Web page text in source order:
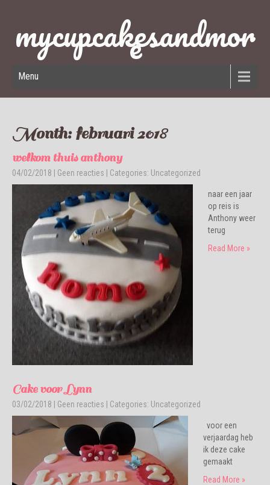
mycupcakesandmor
e
Menu
Month:februari 2018
welkom thuis anthony
04/02/2018 Geen reacties | Categories: Uncategorized
naar een jaar
op reis is
Anthony weer
terug
Read More »
Cake voor Lynn
03/02/2018 Geen reacties | Categories: Uncategorized
voor een
verjaardag heb
ik deze cake
gemaakt
Read More »